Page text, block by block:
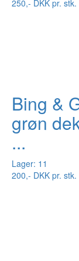
250,- DKK pr. stk.
Bing &
grøn
...
Lager: 11
200,- DKK pr. stk.